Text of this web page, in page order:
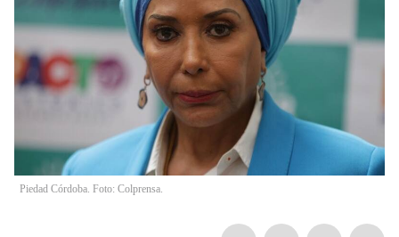
Piedad Córdoba. Foto: Colprensa.